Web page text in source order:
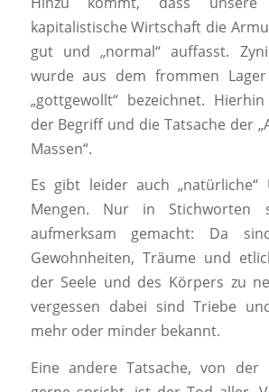
kapitalistische Wirtschaft die
gut und „normal“ auffasst.
wurde aus dem frommen
„gottgewollt“ bezeichnet.
der Begriff und die Tatsache der
Massen“.
Es gibt leider auch „natürliche“
Mengen. Nur in Stichworten
aufmerksam gemacht: Da
Gewohnheiten, Träume und
der Seele und des Körpers zu
vergessen dabei sind Triebe
mehr oder minder bekannt.
Eine andere Tatsache, von